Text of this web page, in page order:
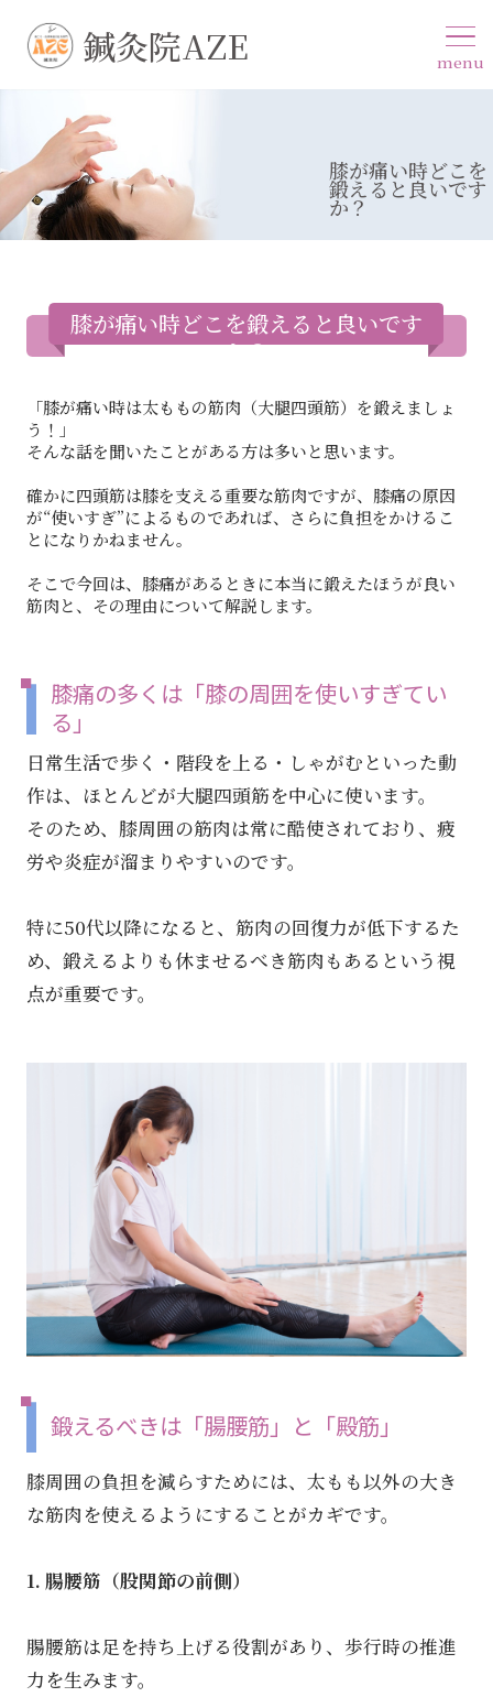
鍼灸院AZE menu
膝が痛い時どこを
鍛えると良いです
か？
膝が痛い時どこを鍛えると良いです
か？
「膝が痛い時は太ももの筋肉（大腿四頭筋）を鍛えましょ
う！」
そんな話を聞いたことがある方は多いと思います。
確かに四頭筋は膝を支える重要な筋肉ですが、膝痛の原因
が“使いすぎ”によるものであれば、さらに負担をかけるこ
とになりかねません。
そこで今回は、膝痛があるときに本当に鍛えたほうが良い
筋肉と、その理由について解説します。
膝痛の多くは「膝の周囲を使いすぎてい
る」
日常生活で歩く・階段を上る・しゃがむといった動
作は、ほとんどが大腿四頭筋を中心に使います。
そのため、膝周囲の筋肉は常に酷使されており、疲
労や炎症が溜まりやすいのです。
特に50代以降になると、筋肉の回復力が低下するた
め、鍛えるよりも休ませるべき筋肉もあるという視
点が重要です。
鍛えるべきは「腸腰筋」と「殿筋」
膝周囲の負担を減らすためには、太もも以外の大き
な筋肉を使えるようにすることがカギです。
1. 腸腰筋（股関節の前側）
腸腰筋は足を持ち上げる役割があり、歩行時の推進
力を生みます。